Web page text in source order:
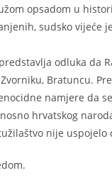
opsadom u
sudsko vijeće
odluka da
Bratuncu.
namjere da
hrvatskog
nije uspojelo